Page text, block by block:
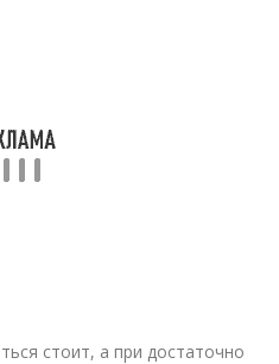
стоит, а при достаточно